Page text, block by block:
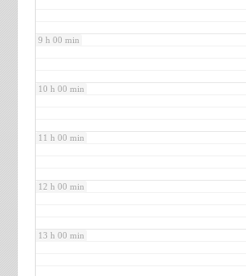
9 h 00 min
10 h 00 min
11 h 00 min
12 h 00 min
13 h 00 min